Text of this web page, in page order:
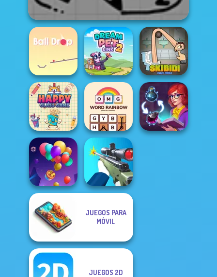
Ball Drop Dream Pet Link 2
Skibidi Toilet
Puzzle
Happy Glass
OMG Word
Rainbow
Balloon Match 3D
JUEGOS PARA
MÓVIL
JUEGOS 2D